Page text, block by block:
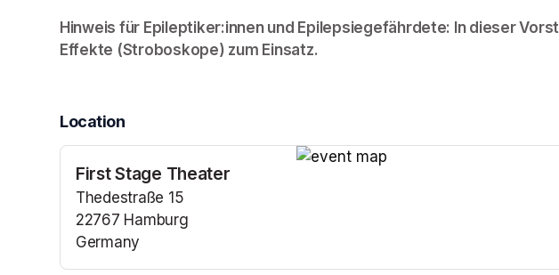
Hinweis für Epileptiker:innen und Epilepsiegefährdete: In dieser
Effekte (Stroboskope) zum Einsatz.
Location
First Stage Theater
Thedestraße 15
22767 Hamburg
Germany
(opens in a new tab)